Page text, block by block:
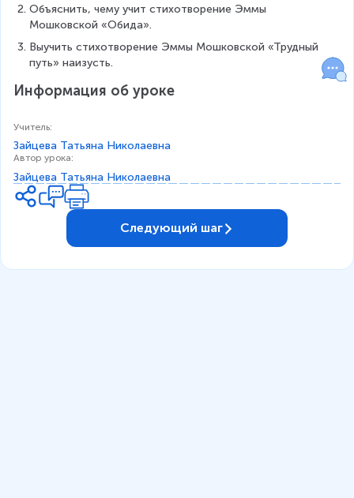
Объяснить, чему учит стихотворение Эммы
Мошковской «Обида».
Выучить стихотворение Эммы Мошковской «Трудный
путь» наизусть.
Информация об уроке
Учитель:
Зайцева Татьяна Николаевна
Автор урока:
Зайцева Татьяна Николаевна
Следующий шаг